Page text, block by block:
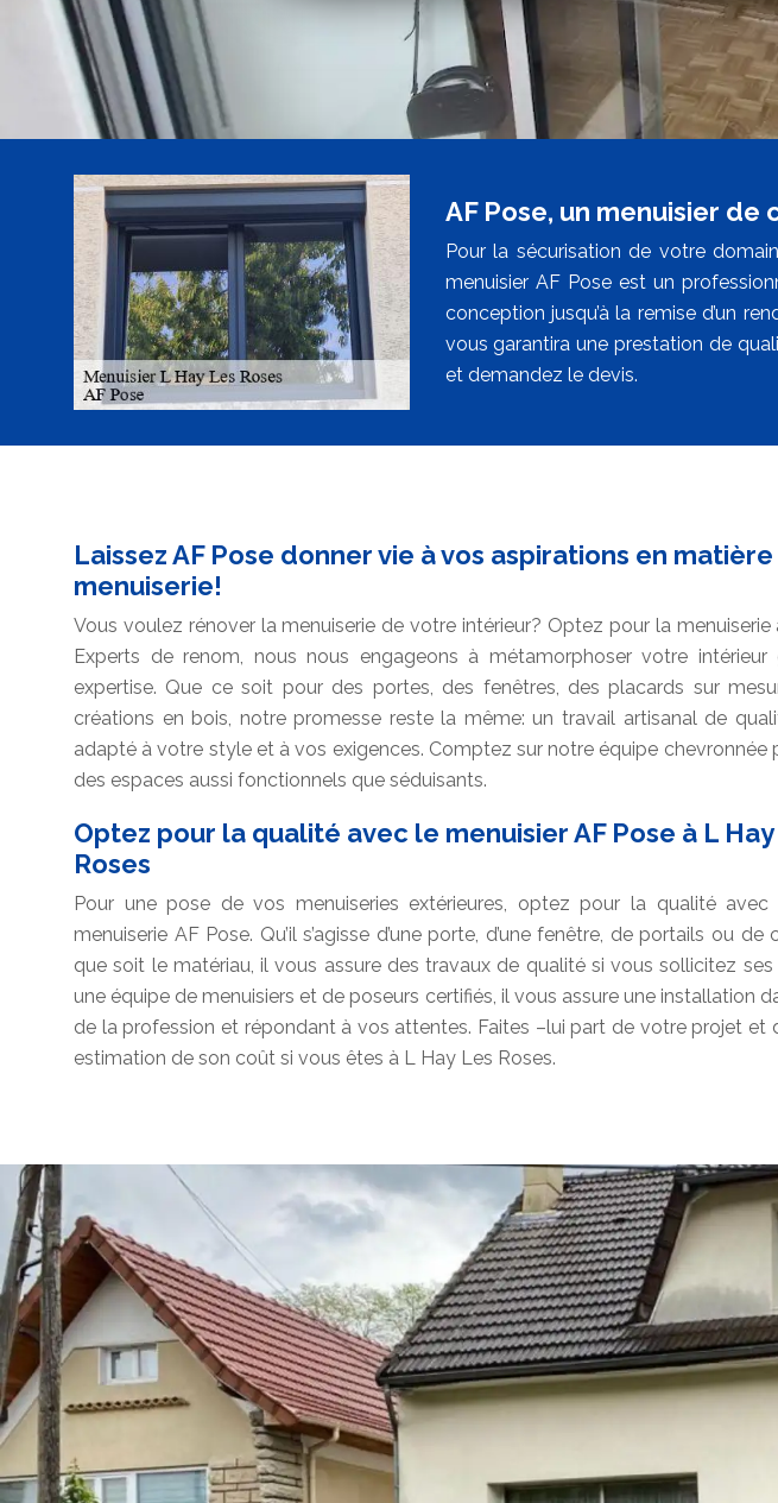
AF Pose, un menuisier
Pour la sécurisation de votre
menuisier AF Pose est un
conception jusqu’à la remise d’un
vous garantira une prestation de
et demandez le devis.
Laissez AF Pose donner vie à vos aspirations en
menuiserie!
Vous voulez rénover la menuiserie de votre intérieur? Optez pour la menuiserie
Experts de renom, nous nous engageons à métamorphoser votre
expertise. Que ce soit pour des portes, des fenêtres, des placards sur
créations en bois, notre promesse reste la même: un travail artisanal de
adapté à votre style et à vos exigences. Comptez sur notre équipe chevronnée
des espaces aussi fonctionnels que séduisants.
Optez pour la qualité avec le menuisier AF Pose à L
Roses
Pour une pose de vos menuiseries extérieures, optez pour la qualité avec
menuiserie AF Pose. Qu’il s’agisse d’une porte, d’une fenêtre, de portails ou
que soit le matériau, il vous assure des travaux de qualité si vous sollicitez ses
une équipe de menuisiers et de poseurs certifiés, il vous assure une installation
de la profession et répondant à vos attentes. Faites –lui part de votre projet et
estimation de son coût si vous êtes à L Hay Les Roses.